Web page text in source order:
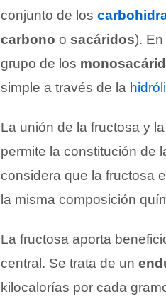
conjunto de los
carbono o sacáridos).
grupo de los
simple a través de la
La unión de la fructosa y la
permite la constitución de
considera que la fructosa
la misma composición
La fructosa aporta
central. Se trata de un
kilocalorías por cada